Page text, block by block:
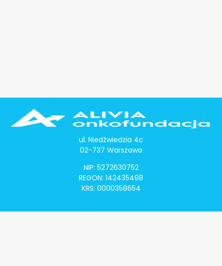
ul. Niedźwiedzia 4c
02-737 Warszawa
NIP: 5272630752
REGON: 142435498
KRS: 0000358654
Alivia Onkomapa